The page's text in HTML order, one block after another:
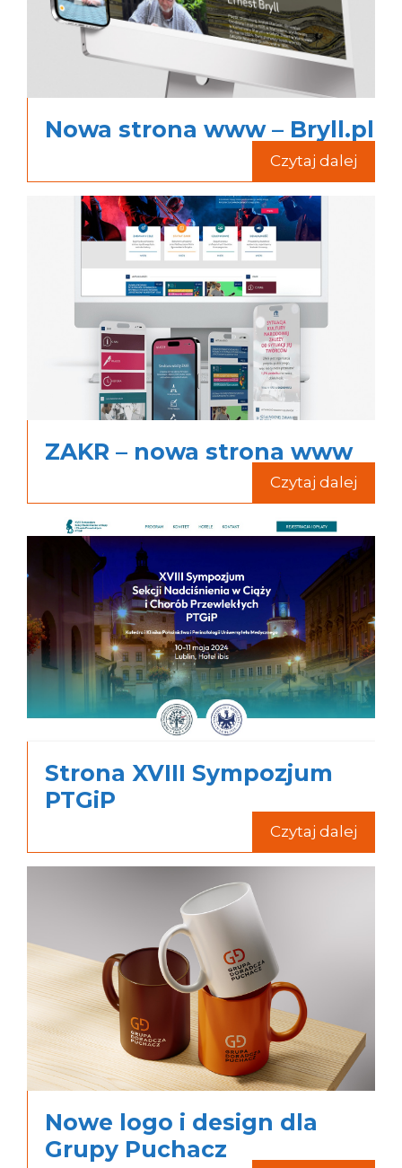
Nowa strona www – Bryll.pl
Czytaj dalej
ZAKR – nowa strona www
Czytaj dalej
Strona XVIII Sympozjum
PTGiP
Czytaj dalej
Nowe logo i design dla
Grupy Puchacz